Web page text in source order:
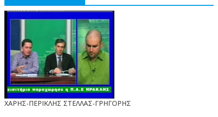
ΧΑΡΗΣ-ΠΕΡΙΚΛΗΣ ΣΤΕΛΛΑΣ-ΓΡΗΓΟΡΗΣ